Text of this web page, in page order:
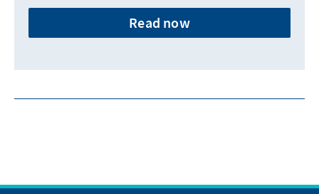
Read now